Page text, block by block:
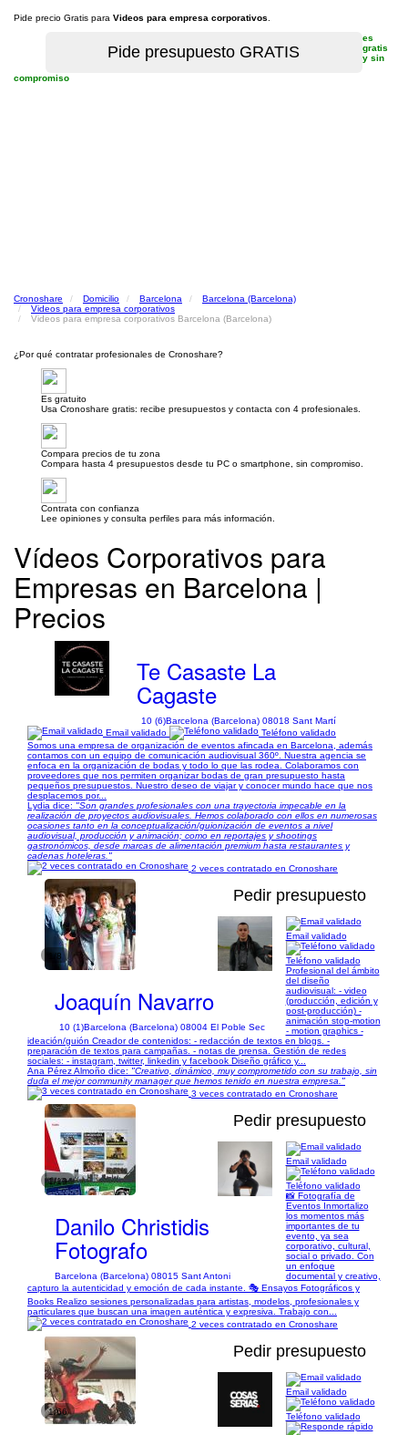
Pide precio Gratis para Videos para empresa corporativos
es
gratis
y sin
compromiso
Cronoshare Domicilio Barcelona
Barcelona (Barcelona)
Videos para empresa corporativos
Videos para empresa corporativos Barcelona (Barcelona)
¿Por qué contratar profesionales de Cronoshare?
Es gratuito
Usa Cronoshare gratis: recibe presupuestos y contacta con 4 profesionales.
Compara precios de tu zona
Compara hasta 4 presupuestos desde tu PC o smartphone, sin compromiso.
Contrata con confianza
Lee opiniones y consulta perfiles para más información.
Vídeos Corporativos para
Empresas en Barcelona |
Precios
Te Casaste La
Cagaste
10 (6)Barcelona (Barcelona) 08018 Sant Martí
Email validado
Teléfono validado
Somos una empresa de organización de eventos afincada en Barcelona, además
contamos con un equipo de comunicación audiovisual 360º. Nuestra agencia se
enfoca en la organización de bodas y todo lo que las rodea. Colaboramos con
proveedores que nos permiten organizar bodas de gran presupuesto hasta
pequeños presupuestos. Nuestro deseo de viajar y conocer mundo hace que nos
desplacemos por...
Lydia dice: "Son grandes profesionales con una trayectoria impecable en la
realización de proyectos audiovisuales. Hemos colaborado con ellos en numerosas
ocasiones tanto en la conceptualización/guionización de eventos a nivel
audiovisual, producción y animación; como en reportajes y shootings
gastronómicos, desde marcas de alimentación premium hasta restaurantes y
cadenas hoteleras."
2 veces contratado en Cronoshare
1/8
Pedir presupuesto
Joaquín Navarro
10 (1)Barcelona (Barcelona) 08004 El Poble Sec
Email validado
Teléfono validado
Profesional del ámbito
del diseño
audiovisual: - video
(producción, edición y
post-producción) -
animación stop-motion
- motion graphics -
ideación/guión Creador de contenidos: - redacción de textos en blogs. -
preparación de textos para campañas. - notas de prensa. Gestión de redes
sociales: - instagram, twitter, linkedin y facebook Diseño gráfico y...
Ana Pérez Almoño dice: "Creativo, dinámico, muy comprometido con su trabajo, sin
duda el mejor community manager que hemos tenido en nuestra empresa."
3 veces contratado en Cronoshare
1/19
Pedir presupuesto
Danilo Christidis
Fotografo
Barcelona (Barcelona) 08015 Sant Antoni
Email validado
Teléfono validado
📸 Fotografía de
Eventos Inmortalizo
los momentos más
importantes de tu
evento, ya sea
corporativo, cultural,
social o privado. Con
un enfoque
documental y creativo,
capturo la autenticidad y emoción de cada instante. 🎭 Ensayos Fotográficos y
Books Realizo sesiones personalizadas para artistas, modelos, profesionales y
particulares que buscan una imagen auténtica y expresiva. Trabajo con...
2 veces contratado en Cronoshare
1/66
Pedir presupuesto
Email validado
Teléfono validado